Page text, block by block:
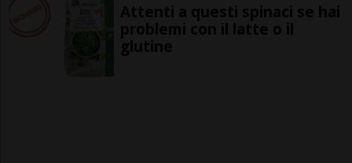
Attenti a questi spinaci se hai
problemi con il latte o il
glutine